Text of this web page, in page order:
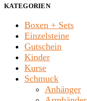
KATEGORIEN
Boxen + Sets
Einzelsteine
Gutschein
Kinder
Kurse
Schmuck
Anhänger